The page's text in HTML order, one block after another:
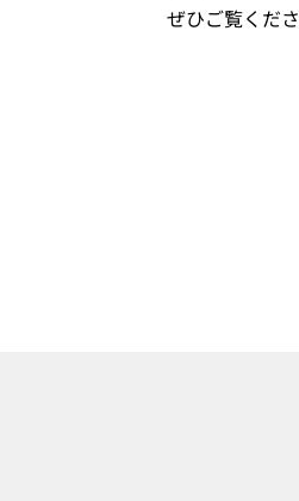
ぜひご覧くださ